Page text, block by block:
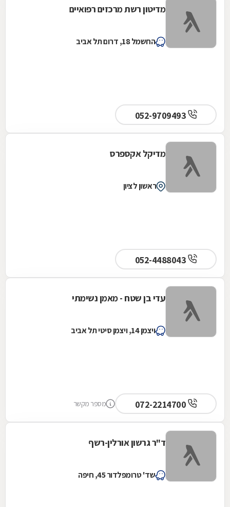
מדיטון רשת מרכזים רפואיים
החשמל 18, דרום תל אביב
מדיקל אקספרס
ראשון לציון
עדי בן שטח - מאמן נשימתי
ויצמן 14, ויצמן סיטי תל אביב
מספר מקשר
ד"ר גרשון אורלין-רשף
שד' טרומפלדור 45, חיפה